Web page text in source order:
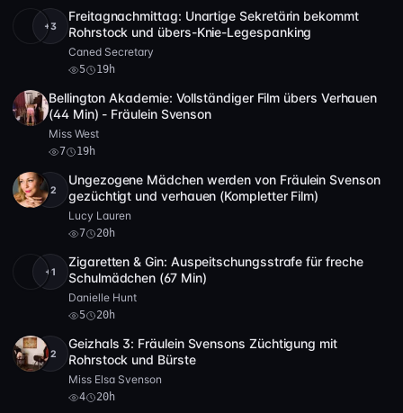
+3
Freitagnachmittag: Unartige Sekretärin bekommt
Rohrstock und übers-Knie-Legespanking
Caned Secretary
5 19h
HD
Bellington Akademie: Vollständiger Film übers Verhauen
(44 Min) - Fräulein Svenson
Miss West
7 19h
Full HD 7
+2
Ungezogene Mädchen werden von Fräulein Svenson
gezüchtigt und verhauen (Kompletter Film)
Lucy Lauren
7 20h
Full HD
+1
Zigaretten & Gin: Auspeitschungsstrafe für freche
Schulmädchen (67 Min)
Danielle Hunt
5 20h
HD+2
Geizhals 3: Fräulein Svensons Züchtigung mit
Rohrstock und Bürste
Miss Elsa Svenson
4 20h